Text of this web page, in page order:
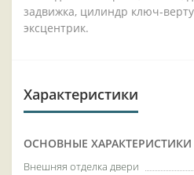
задвижка, цилиндр ключ-
эксцентрик.
Характеристики
ОСНОВНЫЕ ХАРАКТЕРИСТИКИ
Внешняя отделка двери